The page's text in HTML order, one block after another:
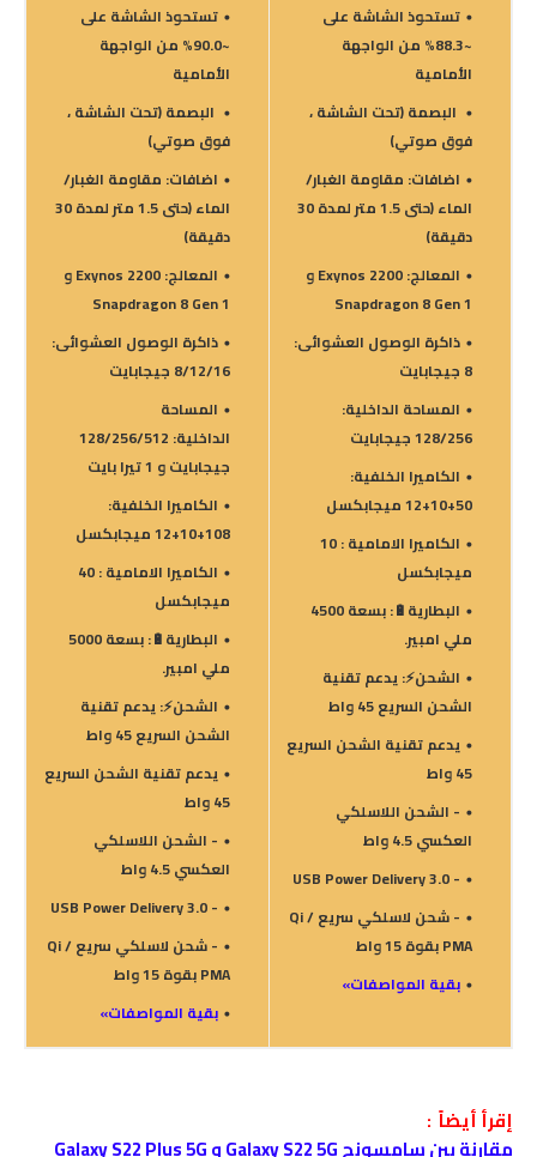
تستحوذ الشاشة على
~88.3% من الواجهة
الأمامية
البصمة (تحت الشاشة ،
فوق صوتي)
اضافات: مقاومة الغبار/
الماء (حتى 1.5 متر لمدة 30
دقيقة)
المعالج: Exynos 2200 و
Snapdragon 8 Gen 1
ذاكرة الوصول العشوائى:
8 جيجابايت
المساحة الداخلية:
128/256 جيجابايت
الكاميرا الخلفية:
50+10+12 ميجابكسل
الكاميرا الامامية : 10
ميجابكسل
البطارية🔋: بسعة 4500
ملي امبير.
الشحن⚡: يدعم تقنية
الشحن السريع 45 واط
يدعم تقنية الشحن السريع
45 واط
- الشحن اللاسلكي
العكسي 4.5 واط
- USB Power Delivery 3.0
- شحن لاسلكي سريع Qi /
PMA بقوة 15 واط
بقية المواصفات»
تستحوذ الشاشة على
~90.0% من الواجهة
الأمامية
البصمة (تحت الشاشة ،
فوق صوتي)
اضافات: مقاومة الغبار/
الماء (حتى 1.5 متر لمدة 30
دقيقة)
المعالج: Exynos 2200 و
Snapdragon 8 Gen 1
ذاكرة الوصول العشوائى:
8/12/16 جيجابايت
المساحة
الداخلية: 128/256/512
جيجابايت و 1 تيرا بايت
الكاميرا الخلفية:
108+10+12 ميجابكسل
الكاميرا الامامية : 40
ميجابكسل
البطارية🔋: بسعة 5000
ملي امبير.
الشحن⚡: يدعم تقنية
الشحن السريع 45 واط
يدعم تقنية الشحن السريع
45 واط
- الشحن اللاسلكي
العكسي 4.5 واط
- USB Power Delivery 3.0
- شحن لاسلكي سريع Qi /
PMA بقوة 15 واط
بقية المواصفات»
إقرأ أيضاً :
مقارنة بين سامسونج Galaxy S22 5G و Galaxy S22 Plus 5G